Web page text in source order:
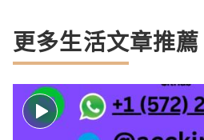
更多生活文章推薦